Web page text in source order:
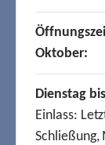
Oktober:
Dienstag
Einlass:
Schließung,